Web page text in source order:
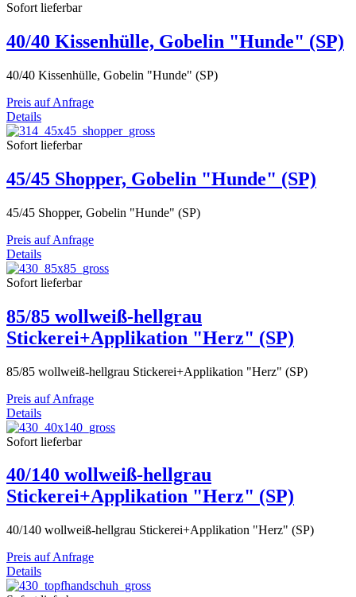
Sofort lieferbar
40/40 Kissenhülle, Gobelin "Hunde" (SP)
40/40 Kissenhülle, Gobelin "Hunde" (SP)
Preis auf Anfrage
Details
Sofort lieferbar
45/45 Shopper, Gobelin "Hunde" (SP)
45/45 Shopper, Gobelin "Hunde" (SP)
Preis auf Anfrage
Details
Sofort lieferbar
85/85 wollweiß-hellgrau
Stickerei+Applikation "Herz" (SP)
85/85 wollweiß-hellgrau Stickerei+Applikation "Herz" (SP)
Preis auf Anfrage
Details
Sofort lieferbar
40/140 wollweiß-hellgrau
Stickerei+Applikation "Herz" (SP)
40/140 wollweiß-hellgrau Stickerei+Applikation "Herz" (SP)
Preis auf Anfrage
Details